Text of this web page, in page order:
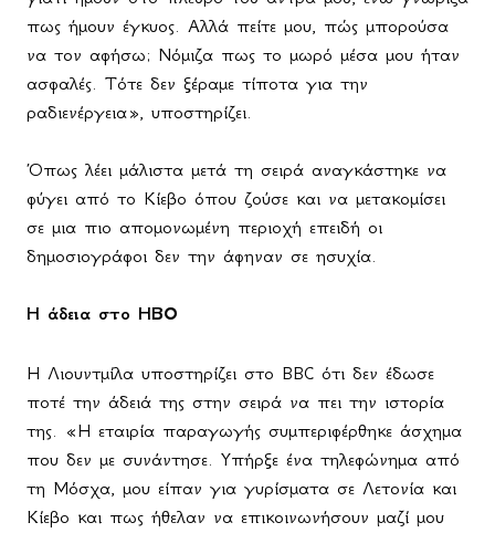
πως ήμουν έγκυος. Αλλά πείτε μου, πώς μπορούσα
να τον αφήσω; Νόμιζα πως το μωρό μέσα μου ήταν
ασφαλές. Τότε δεν ξέραμε τίποτα για την
ραδιενέργεια», υποστηρίζει.
Όπως λέει μάλιστα μετά τη σειρά αναγκάστηκε να
φύγει από το Κίεβο όπου ζούσε και να μετακομίσει
σε μια πιο απομονωμένη περιοχή επειδή οι
δημοσιογράφοι δεν την άφηναν σε ησυχία.
Η άδεια στο ΗΒΟ
Η Λιουντμίλα υποστηρίζει στο BBC ότι δεν έδωσε
ποτέ την άδειά της στην σειρά να πει την ιστορία
της. «Η εταιρία παραγωγής συμπεριφέρθηκε άσχημα
που δεν με συνάντησε. Υπήρξε ένα τηλεφώνημα από
τη Μόσχα, μου είπαν για γυρίσματα σε Λετονία και
Κίεβο και πως ήθελαν να επικοινωνήσουν μαζί μου